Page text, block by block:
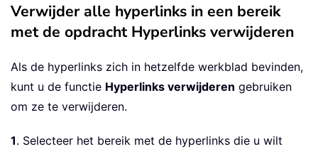
Verwijder alle hyperlinks in een bereik
met de opdracht Hyperlinks verwijderen
Als de hyperlinks zich in hetzelfde werkblad bevinden,
kunt u de functie Hyperlinks verwijderen gebruiken
om ze te verwijderen.
1. Selecteer het bereik met de hyperlinks die u wilt